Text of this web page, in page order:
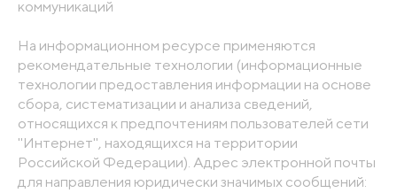
коммуникаций
На информационном ресурсе применяются
рекомендательные технологии (информационные
технологии предоставления информации на основе
сбора, систематизации и анализа сведений,
относящихся к предпочтениям пользователей сети
"Интернет", находящихся на территории
Российской Федерации). Адрес электронной почты
для направления юридически значимых сообщений: